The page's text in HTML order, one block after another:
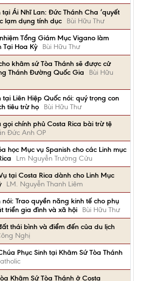
tại Ái Nhĩ Lan: Đức Thánh Cha ‘quyết
lạm dụng tính dục
Bùi Hữu Thư
Tổng Giám Mục Vigano làm
Tại Hoa Kỳ
Bùi Hữu Thư
khâm sứ Tòa Thánh sẽ được cử
Thánh Đường Quốc Gia
Bùi Hữu
tại Liên Hiệp Quốc nói: quý trọng con
tiêu trừ họ
Bùi Hữu Thư
chính phủ Costa Rica bài trừ tệ
Đức Anh OP
học Mục vụ Spanish cho các Linh mục
Lm Nguyễn Trường Cửu
tại Costa Rica dành cho Linh Mục
LM. Nguyễn Thanh Liêm
nói: Trao quyền năng kinh tế cho phụ
triển gia đình và xã hội
Bùi Hữu Thư
thái bình và điểm đến của du lịch
Nghị
Phục Sinh tại Khâm Sứ Tòa Thánh
Khâm Sứ Tòa Thánh ở Costa